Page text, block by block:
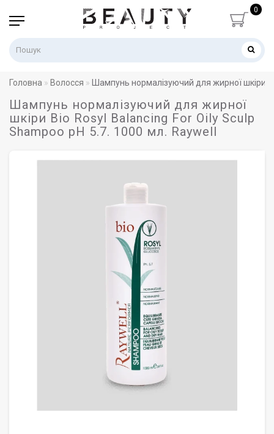
0
Головна Волосся Шампунь нормалізуючий для жирної шкіри
Шампунь нормалізуючий для жирної
шкіри Bio Rosyl Balancing For Oily Sculp
Shampoo pH 5.7. 1000 мл. Raywell